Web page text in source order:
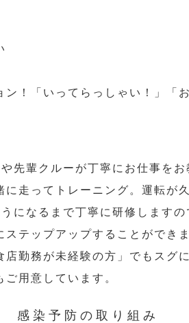
！「いってらっしゃい！」「
先輩クルーが丁寧にお仕事をお
走ってトレーニング。運転が
になるまで丁寧に研修します
テップアップすることができま
勤務が未経験の方」でもスグ
用意しています。
感染予防の取り組み